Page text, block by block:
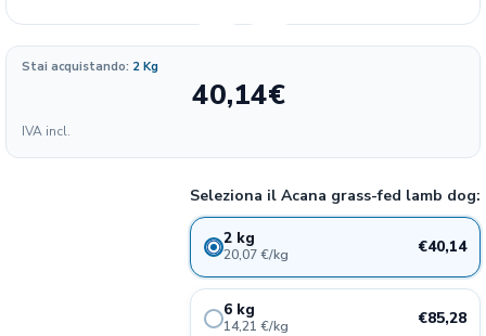
Stai acquistando: 2 Kg
40,14€
IVA incl.
Seleziona il Acana grass-fed lamb dog:
2 kg
20,07 €/kg €40,14
6 kg
14,21 €/kg €85,28
2 kg 40.14€
14.21
€/KG
12.83
€/KG